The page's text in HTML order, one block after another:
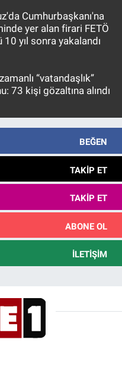
Cumhurbaşkanı'na
yer alan firari FETÖ
yıl sonra yakalandı
“vatandaşlık”
73 kişi gözaltına alındı
BEĞEN
TAKIP ET
TAKIP ET
ABONE OL
İLETIŞIM